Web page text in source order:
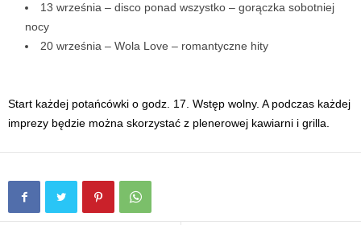
13 września – disco ponad wszystko – gorączka sobotniej
nocy
20 września – Wola Love – romantyczne hity
Start każdej potańcówki o godz. 17. Wstęp wolny. A podczas każdej
imprezy będzie można skorzystać z plenerowej kawiarni i grilla.